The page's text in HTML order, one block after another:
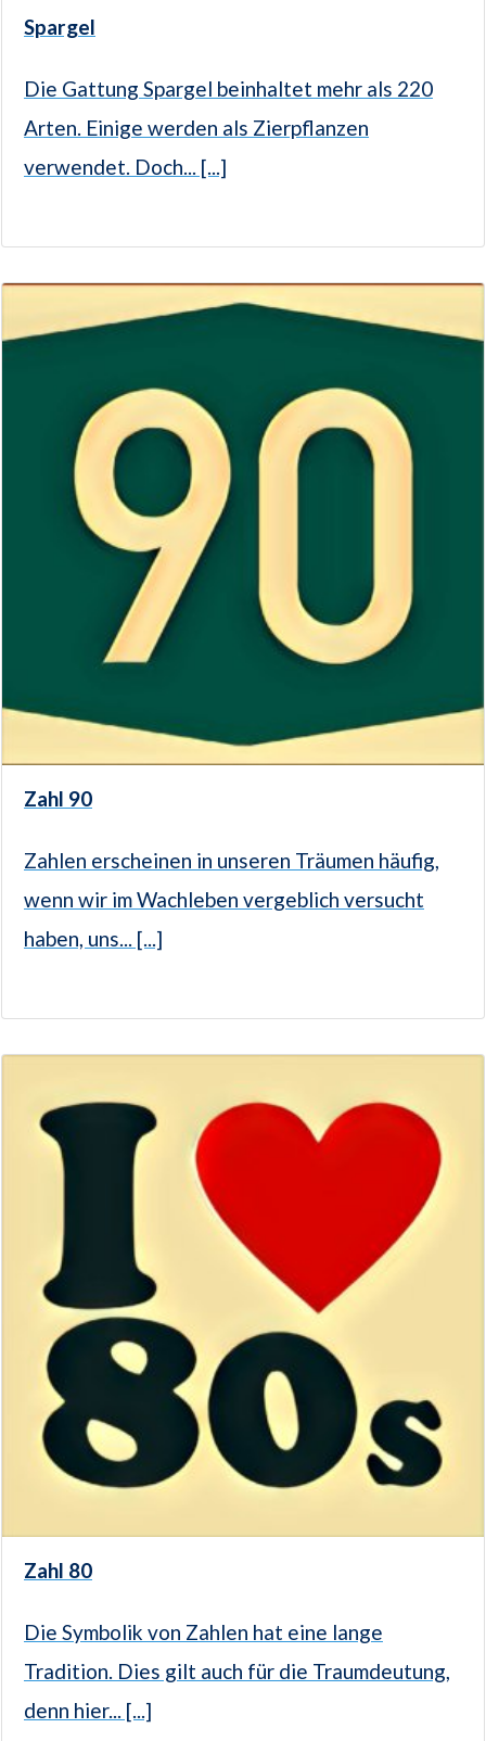
Spargel
Die Gattung Spargel beinhaltet mehr als 220
Arten. Einige werden als Zierpflanzen
verwendet. Doch... [...]
Zahl 90
Zahlen erscheinen in unseren Träumen häufig,
wenn wir im Wachleben vergeblich versucht
haben, uns... [...]
Zahl 80
Die Symbolik von Zahlen hat eine lange
Tradition. Dies gilt auch für die Traumdeutung,
denn hier... [...]